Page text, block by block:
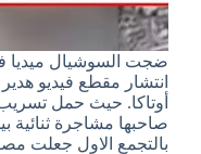
ضجت السوشيال ميديا
انتشار مقطع فيديو
أوتاكا. حيث حمل تسريب
صاحبها مشاجرة ثنائية
بالتجمع الاول جعلت